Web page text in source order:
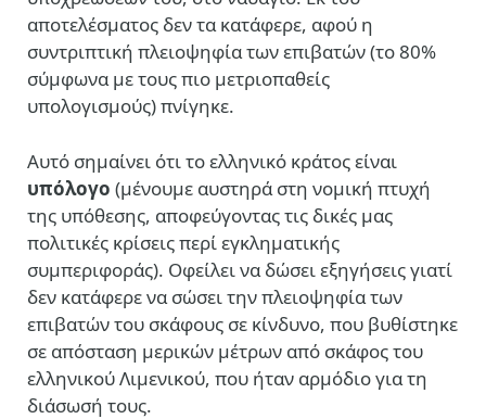
αποτελέσματος δεν τα κατάφερε, αφού η
συντριπτική πλειοψηφία των επιβατών (το 80%
σύμφωνα με τους πιο μετριοπαθείς
υπολογισμούς) πνίγηκε.
Αυτό σημαίνει ότι το ελληνικό κράτος είναι
υπόλογο (μένουμε αυστηρά στη νομική πτυχή
της υπόθεσης, αποφεύγοντας τις δικές μας
πολιτικές κρίσεις περί εγκληματικής
συμπεριφοράς). Οφείλει να δώσει εξηγήσεις γιατί
δεν κατάφερε να σώσει την πλειοψηφία των
επιβατών του σκάφους σε κίνδυνο, που βυθίστηκε
σε απόσταση μερικών μέτρων από σκάφος του
ελληνικού Λιμενικού, που ήταν αρμόδιο για τη
διάσωσή τους.